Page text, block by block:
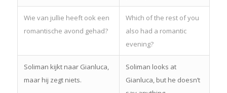
Wie van jullie heeft ook een
romantische avond gehad?
Which of the rest of you
also had a romantic
evening?
Soliman kijkt naar Gianluca,
maar hij zegt niets.
Soliman looks at
Gianluca, but he doesn’t